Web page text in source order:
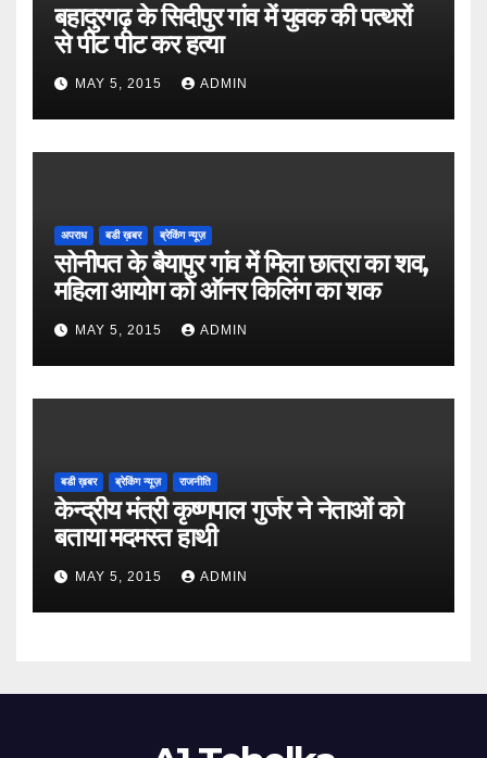
बहादुरगढ़ के सिदीपुर गांव में युवक की पत्थरों
से पीट पीट कर हत्या
MAY 5, 2015 ADMIN
अपराध बडी ख़बर ब्रेकिंग न्यूज़
सोनीपत के बैयापुर गांव में मिला छात्रा का शव,
महिला आयोग को ऑनर किलिंग का शक
MAY 5, 2015 ADMIN
बडी ख़बर ब्रेकिंग न्यूज़ राजनीति
केन्द्रीय मंत्री कृष्णपाल गुर्जर ने नेताओं को
बताया मदमस्त हाथी
MAY 5, 2015 ADMIN